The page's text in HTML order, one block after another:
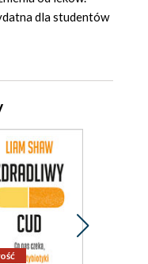
dla studentów